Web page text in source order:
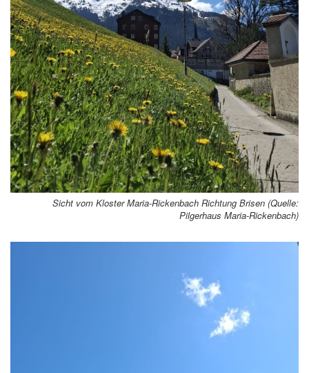
Sicht vom Kloster Maria-Rickenbach Richtung Brisen (Quelle:
Pilgerhaus Maria-Rickenbach)